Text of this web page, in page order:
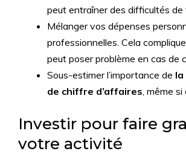
peut entraîner des difficultés de
Mélanger vos dépenses
professionnelles. Cela
peut poser problème en cas de
Sous-estimer l’importance de
de chiffre d’affaires, même si
Investir pour faire
votre activité